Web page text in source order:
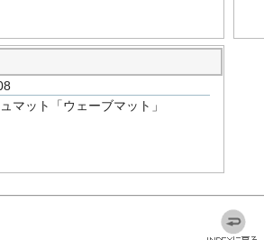
マット「ウェーブマット」